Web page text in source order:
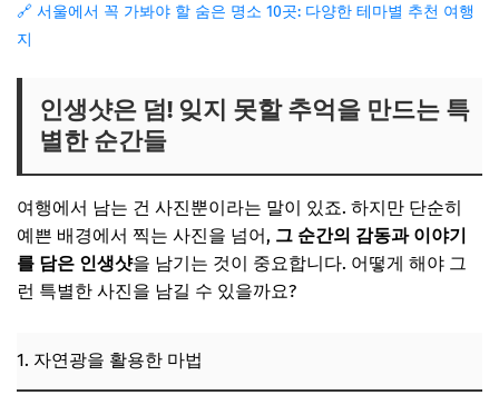
🔗 서울에서 꼭 가봐야 할 숨은 명소 10곳: 다양한 테마별 추천 여행
지
인생샷은 덤! 잊지 못할 추억을 만드는 특
별한 순간들
여행에서 남는 건 사진뿐이라는 말이 있죠. 하지만 단순히
예쁜 배경에서 찍는 사진을 넘어, 그 순간의 감동과 이야기
를 담은 인생샷을 남기는 것이 중요합니다. 어떻게 해야 그
런 특별한 사진을 남길 수 있을까요?
1. 자연광을 활용한 마법